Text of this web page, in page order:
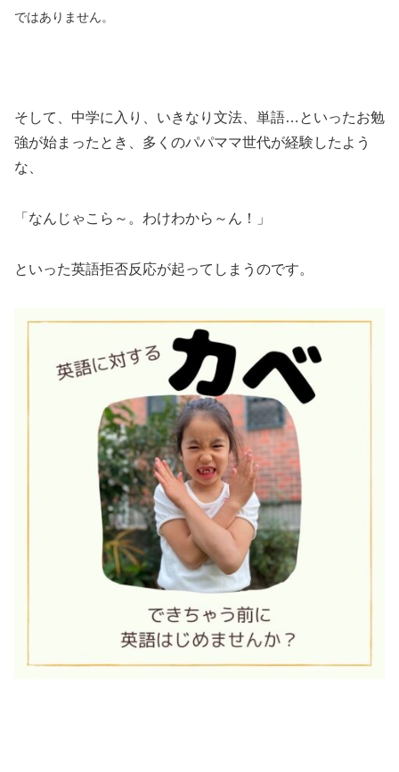
ではありません。
そして、中学に入り、いきなり文法、単語…といったお勉
強が始まったとき、多くのパパママ世代が経験したよう
な、
「なんじゃこら～。わけわから～ん！」
といった英語拒否反応が起ってしまうのです。